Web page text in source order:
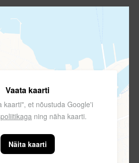
Vaata kaarti
kaarti", et nõustuda Google'i
ning näha kaarti.
Näita kaarti